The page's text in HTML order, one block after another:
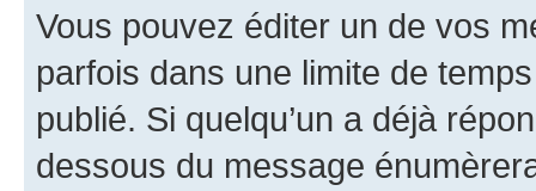
Vous pouvez éditer un de vos
parfois dans une limite de
publié. Si quelqu’un a déjà
dessous du message